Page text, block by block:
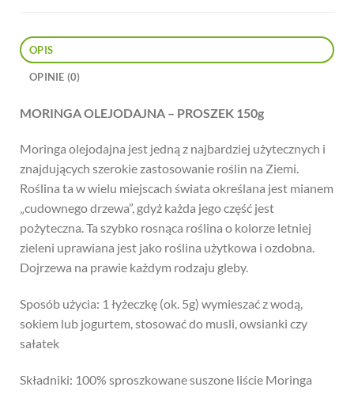
OPIS
OPINIE (0)
MORINGA OLEJODAJNA – PROSZEK 150g
Moringa olejodajna jest jedną z najbardziej użytecznych i
znajdujących szerokie zastosowanie roślin na Ziemi.
Roślina ta w wielu miejscach świata określana jest mianem
„cudownego drzewa”, gdyż każda jego część jest
pożyteczna. Ta szybko rosnąca roślina o kolorze letniej
zieleni uprawiana jest jako roślina użytkowa i ozdobna.
Dojrzewa na prawie każdym rodzaju gleby.
Sposób użycia: 1 łyżeczkę (ok. 5g) wymieszać z wodą,
sokiem lub jogurtem, stosować do musli, owsianki czy
sałatek
Składniki: 100% sproszkowane suszone liście Moringa